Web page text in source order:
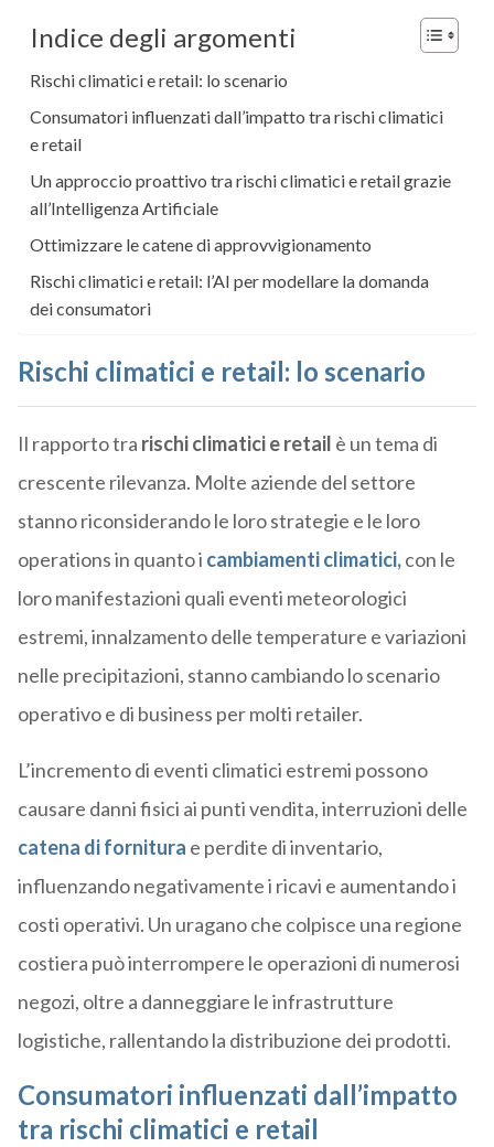
Indice degli argomenti
Rischi climatici e retail: lo scenario
Consumatori influenzati dall’impatto tra rischi climatici
e retail
Un approccio proattivo tra rischi climatici e retail grazie
all’Intelligenza Artificiale
Ottimizzare le catene di approvvigionamento
Rischi climatici e retail: l’AI per modellare la domanda
dei consumatori
Rischi climatici e retail: lo scenario
Il rapporto tra rischi climatici e retail è un tema di
crescente rilevanza. Molte aziende del settore
stanno riconsiderando le loro strategie e le loro
operations in quanto i cambiamenti climatici,con le
loro manifestazioni quali eventi meteorologici
estremi, innalzamento delle temperature e variazioni
nelle precipitazioni, stanno cambiando lo scenario
operativo e di business per molti retailer.
L’incremento di eventi climatici estremi possono
causare danni fisici ai punti vendita, interruzioni delle
catena di fornitura e perdite di inventario,
influenzando negativamente i ricavi e aumentando i
costi operativi. Un uragano che colpisce una regione
costiera può interrompere le operazioni di numerosi
negozi, oltre a danneggiare le infrastrutture
logistiche, rallentando la distribuzione dei prodotti.
Consumatori influenzati dall’impatto
tra rischi climatici e retail